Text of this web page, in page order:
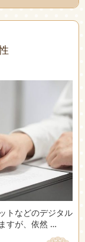
トなどのデジタル
すが、依然 …